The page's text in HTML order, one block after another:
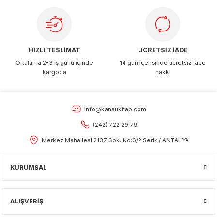
HIZLI TESLİMAT
Ortalama 2-3 iş günü içinde
kargoda
ÜCRETSİZ İADE
14 gün içerisinde ücretsiz iade
hakkı
info@kansukitap.com
(242) 722 29 79
Merkez Mahallesi 2137 Sok. No:6/2 Serik / ANTALYA
KURUMSAL
ALIŞVERİŞ